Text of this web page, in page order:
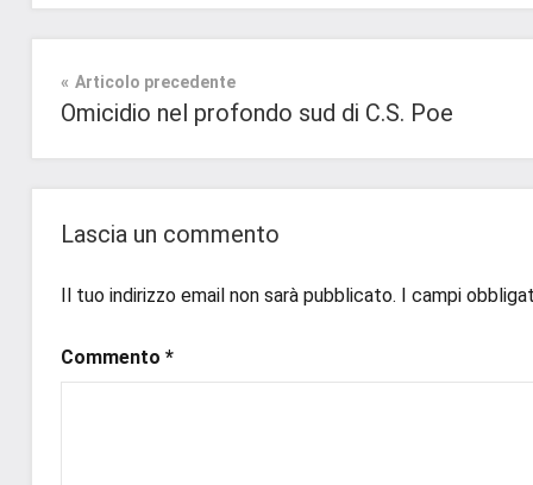
#blogger,
#bloggerlife,
#ebook,
#inspiration,
#ioleggo,
Contemporary
Prossime
Uscite
Navigazione
articoli
Articolo precedente
Omicidio nel profondo sud di C.S. Poe
Lascia un commento
Il tuo indirizzo email non sarà pubblicato. I campi
Commento *